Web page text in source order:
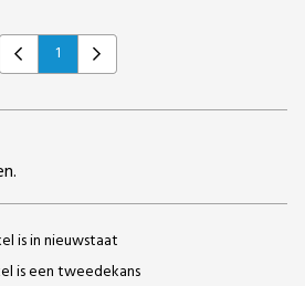
Previous
1 Next
is in nieuwstaat
is een tweedekans